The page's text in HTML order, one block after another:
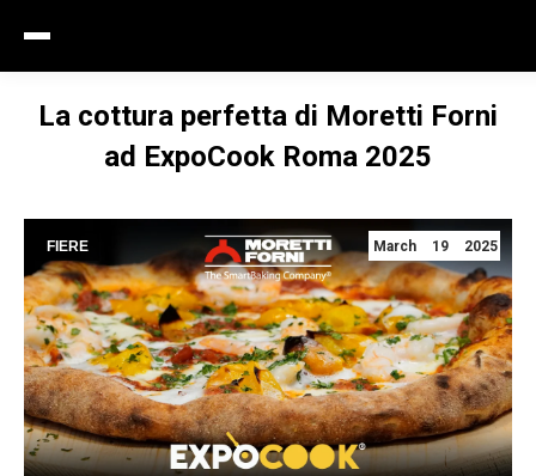
La cottura perfetta di Moretti Forni
ad ExpoCook Roma 2025
FIERE March 19 2025